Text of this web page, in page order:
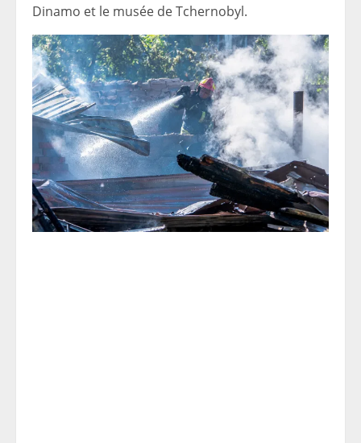
Dinamo et le musée de Tchernobyl.